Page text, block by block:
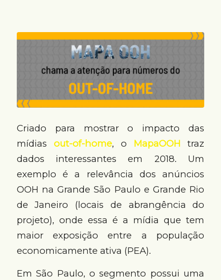
Criado para mostrar o impacto das
mídias out-of-home, o MapaOOH traz
dados interessantes em 2018. Um
exemplo é a relevância dos anúncios
OOH na Grande São Paulo e Grande Rio
de Janeiro (locais de abrangência do
projeto), onde essa é a mídia que tem
maior exposição entre a população
economicamente ativa (PEA).
Em São Paulo, o segmento possui uma